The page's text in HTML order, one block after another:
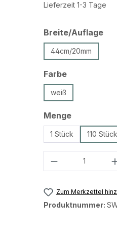
Lieferzeit 1-3 Tage
Breite/Auflage
44cm/20mm
Farbeauswählen
weiß
Mengeauswählen
1 Stück 110 Stück
Produkt
Zum Merkzettel
Produktnummer: